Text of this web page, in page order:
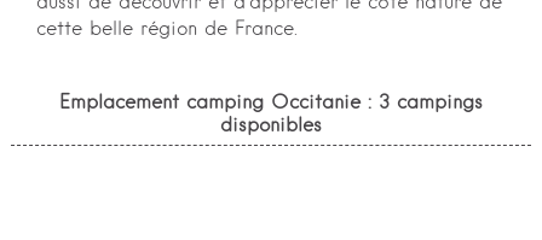
cette belle région de France.
Emplacement camping Occitanie : 3 campings
disponibles